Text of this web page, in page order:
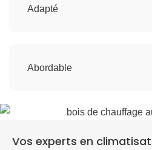
Adapté
Abordable
Vos experts en